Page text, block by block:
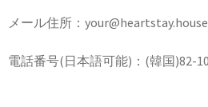
メール住所：your@heartstay.house
電話番号(日本語可能)：(韓国)82-